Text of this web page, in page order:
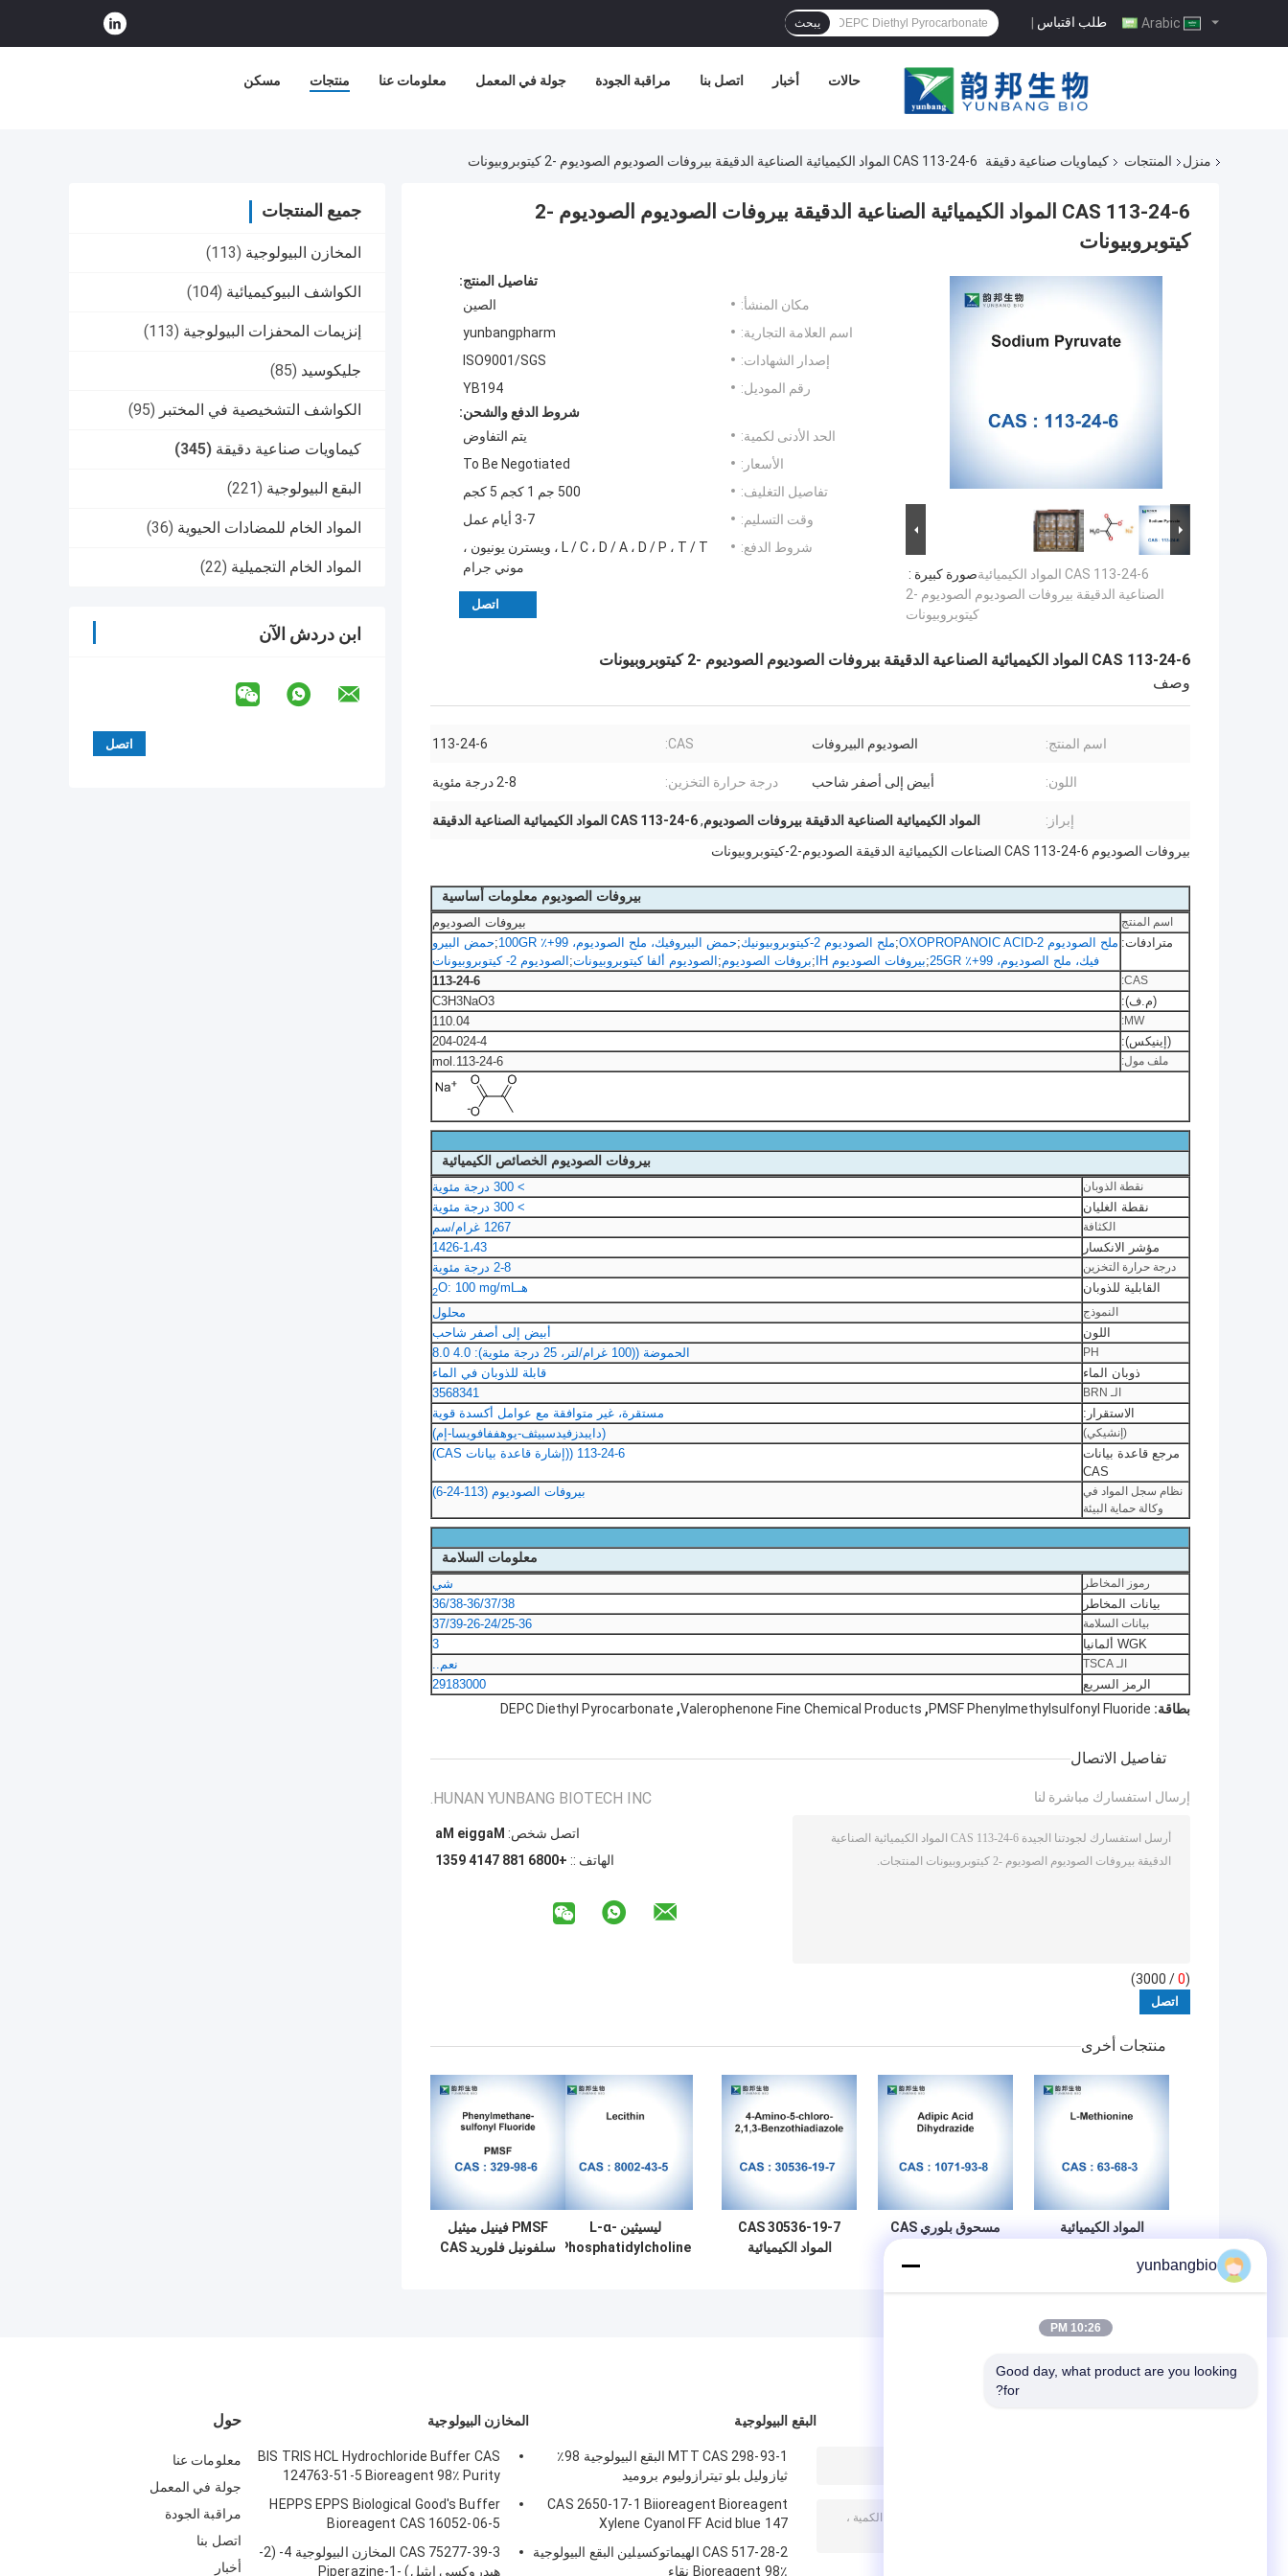
طلب اقتباس | يبحث
مسكن منتجات معلومات عنا جولة في المعمل مراقبة الجودة اتصل بنا أخبار حالات
منزل المنتجات كيماويات صناعية دقيقة CAS 113-24-6 المواد الكيميائية الصناعية الدقيقة بيروفات الصوديوم الصوديوم -2 كيتوبروبيونات
جميع المنتجات
المخازن البيولوجية (113)
الكواشف البيوكيميائية (104)
إنزيمات المحفزات البيولوجية (113)
جليكوسيد (85)
الكواشف التشخيصية في المختبر (95)
كيماويات صناعية دقيقة (345)
البقع البيولوجية (221)
المواد الخام للمضادات الحيوية (36)
المواد الخام التجميلية (22)
ابن دردش الآن
CAS 113-24-6 المواد الكيميائية الصناعية الدقيقة بيروفات الصوديوم الصوديوم -2
كيتوبروبيونات
صورة كبيرة :CAS 113-24-6 المواد الكيميائية
الصناعية الدقيقة بيروفات الصوديوم الصوديوم -2
كيتوبروبيونات
تفاصيل المنتج:
مكان المنشأ:
الصين
اسم العلامة التجارية:
yunbangpharm
إصدار الشهادات:
ISO9001/SGS
رقم الموديل:
YB194
شروط الدفع والشحن:
الحد الأدنى لكمية:
يتم التفاوض
الأسعار:
To Be Negotiated
تفاصيل التغليف:
500 جم 1 كجم 5 كجم
وقت التسليم:
3-7 أيام عمل
شروط الدفع:
L / C ، D / A ، D / P ، T / T ، ويسترن يونيون ،
موني جرام
اتصل
CAS 113-24-6 المواد الكيميائية الصناعية الدقيقة بيروفات الصوديوم الصوديوم -2 كيتوبروبيونات
وصف
اسم المنتج: الصوديوم البيروفات CAS:
113-24-6
اللون: أبيض إلى أصفر شاحب درجة حرارة التخزين: 2-8 درجة مئوية
إبراز: المواد الكيميائية الصناعية الدقيقة بيروفات الصوديوم,CAS 113-24-6 المواد الكيميائية الصناعية الدقيقة
بيروفات الصوديوم CAS 113-24-6 الصناعات الكيميائية الدقيقة الصوديوم-2-كيتوبروبيونات
بيروفات الصوديوم معلومات أساسية
اسم المنتج
بيروفات الصوديوم
مترادفات: ملح الصوديوم 2-OXOPROPANOIC ACID ;ملح الصوديوم 2-كيتوبروبيونيك ;حمض البيروفيك، ملح الصوديوم، 99+٪ 100GR ;حمض البيرو
فيك، ملح الصوديوم، 99+٪ 25GR
;بيروفات الصوديوم IH ;بروفات الصوديوم; الصوديوم ألفا كيتوبروبيونات; الصوديوم 2- كيتوبروبيونات
CAS:
113-24-6
(م.ف):
C3H3NaO3
MW:
110.04
(إينيكس):
204-024-4
ملف مول: 113-24-6.mol
بيروفات الصوديوم الخصائص الكيميائية
نقطة الذوبان
> 300 درجة مئوية
نقطة الغليان
> 300 درجة مئوية
الكثافة
1267 غرام/سم
مؤشر الانكسار
1426-1،43
درجة حرارة التخزين
2-8 درجة مئوية
القابلية للذوبان
هـ 2O: 100 mg/mL
النموذج
محلول
اللون
أبيض إلى أصفر شاحب
PH
الحموضة ((100 غرام/لتر، 25 درجة مئوية): 4.0 ‬8.0
ذوبان الماء
قابلة للذوبان في الماء
الـ BRN
3568341
الاستقرار:
مستقرة، غير متوافقة مع عوامل أكسدة قوية
(إنشيكي)
(دايبدزفيدسبيثف-يوهففافويسا-إم)
مرجع قاعدة بيانات
CAS
113-24-6 ((إشارة قاعدة بيانات CAS)
نظام سجل المواد في
وكالة حماية البيئة
بيروفات الصوديوم (113-24-6)
معلومات السلامة
رموز المخاطر
شي
بيانات المخاطر
36/38-36/37/38
بيانات السلامة
37/39-26-24/25-36
WGK ألمانيا
3
الـ TSCA
نعم..
الرمز السريع
29183000
بطاقة: PMSF Phenylmethylsulfonyl Fluoride
,
Valerophenone Fine Chemical Products
,
DEPC Diethyl Pyrocarbonate
تفاصيل الاتصال
HUNAN YUNBANG BIOTECH INC.
اتصل شخص: Maggie Ma
الهاتف :: +0086 188 7414 9531
إرسال استفسارك مباشرة لنا
(
0
/ 3000)
منتجات أخرى
المواد الكيميائية
مسحوق بلوري CAS
Hydrazide Adipic
CAS 30536-19-7
المواد الكيميائية
ليسيثين L-α-
Phosphatidylcholine
PMSF فينيل ميثيل
سلفونيل فلوريد CAS
حول
معلومات عنا
جولة في المعمل
مراقبة الجودة
اتصل بنا
أخبار
المخازن البيولوجية
BIS TRIS HCL Hydrochloride Buffer CAS
124763-51-5 Bioreagent 98٪ Purity
HEPPS EPPS Biological Good's Buffer
Bioreagent CAS 16052-06-5
CAS 75277-39-3 المخازن البيولوجية 4- (2-
هيدروكسي إيثيل) Piperazine-1-
البقع البيولوجية
MTT CAS 298-93-1 البقع البيولوجية 98٪
ثيازوليل بلو تيترازوليوم بروميد
CAS 2650-17-1 Biioreagent Bioreagent
Xylene Cyanol FF Acid blue 147
CAS 517-28-2 الهيماتوكسيلين البقع البيولوجية
Bioreagent 98٪ نقاء
yunbangbio
10:26 PM
Good day, what product are you looking
for?